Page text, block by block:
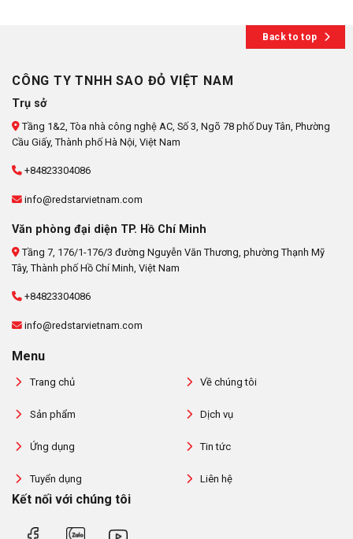
Back to top
CÔNG TY TNHH SAO ĐỎ VIỆT NAM
Trụ sở
Tầng 1&2, Tòa nhà công nghệ AC, Số 3, Ngõ 78 phố Duy Tân, Phường
Cầu Giấy, Thành phố Hà Nội, Việt Nam
+84823304086
info@redstarvietnam.com
Văn phòng đại diện TP. Hồ Chí Minh
Tầng 7, 176/1-176/3 đường Nguyễn Văn Thương, phường Thạnh Mỹ
Tây, Thành phố Hồ Chí Minh, Việt Nam
+84823304086
info@redstarvietnam.com
Menu
Trang chủ Về chúng tôi
Sản phẩm Dịch vụ
Ứng dụng Tin tức
Tuyển dụng Liên hệ
Kết nối với chúng tôi